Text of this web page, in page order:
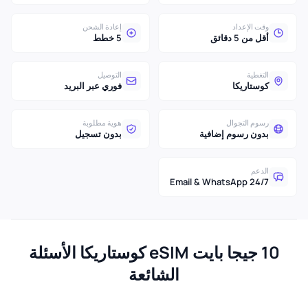
وقت الإعداد
أقل من 5 دقائق
إعادة الشحن
5 خطط
التغطية
كوستاريكا
التوصيل
فوري عبر البريد
رسوم التجوال
بدون رسوم إضافية
هوية مطلوبة
بدون تسجيل
الدعم
24/7 Email & WhatsApp
10 جيجا بايت eSIM كوستاريكا الأسئلة
الشائعة